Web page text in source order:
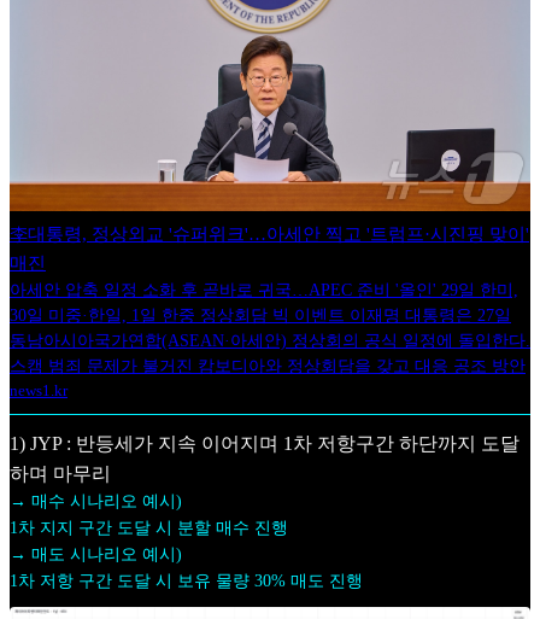
李대통령, 정상외교 '슈퍼위크'…아세안 찍고 '트럼프·시진핑 맞이'
매진
아세안 압축 일정 소화 후 곧바로 귀국…APEC 준비 '올인' 29일 한미,
30일 미중·한일, 1일 한중 정상회담 빅 이벤트 이재명 대통령은 27일
동남아시아국가연합(ASEAN·아세안) 정상회의 공식 일정에 돌입한다.
스캠 범죄 문제가 불거진 캄보디아와 정상회담을 갖고 대응 공조 방안
news1.kr
1) JYP : 반등세가 지속 이어지며 1차 저항구간 하단까지 도달
하며 마무리
→ 매수 시나리오 예시)
1차 지지 구간 도달 시 분할 매수 진행
→ 매도 시나리오 예시)
1차 저항 구간 도달 시 보유 물량 30% 매도 진행